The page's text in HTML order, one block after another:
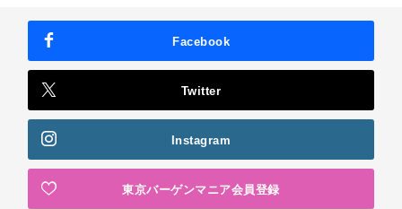
Facebook
Twitter
Instagram
東京バーゲンマニア会員登録